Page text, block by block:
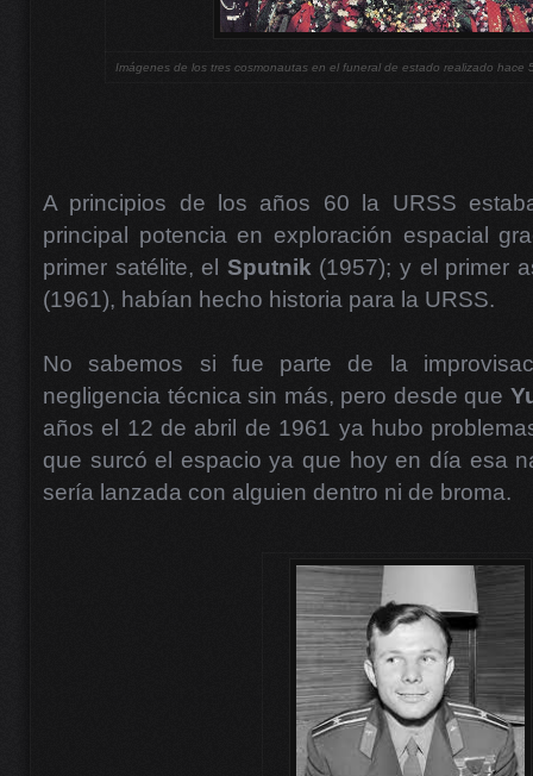
Imágenes de los tres cosmonautas en el funeral de estado realizado hace
A principios de los años 60 la URSS
principal potencia en exploración espacial
primer satélite, el Sputnik (1957); y el primer
(1961), habían hecho historia para la URSS.
No sabemos si fue parte de la
negligencia técnica sin más, pero desde que
años el 12 de abril de 1961 ya hubo
que surcó el espacio ya que hoy en día esa
sería lanzada con alguien dentro ni de broma.